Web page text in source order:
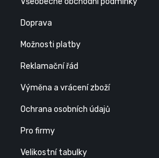
Doprava
Možnosti platby
Reklamační řád
Výměna a vrácení zboží
Ochrana osobních údajů
Pro firmy
Velikostní tabulky